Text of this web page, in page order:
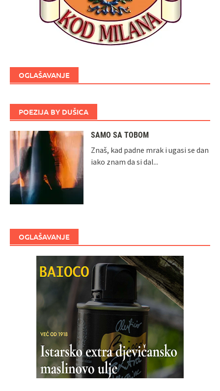
OGLAŠAVANJE
POEZIJA BY DUŠICA
SAMO SA TOBOM
Znaš, kad padne mrak i ugasi se dan
iako znam da si dal...
OGLAŠAVANJE